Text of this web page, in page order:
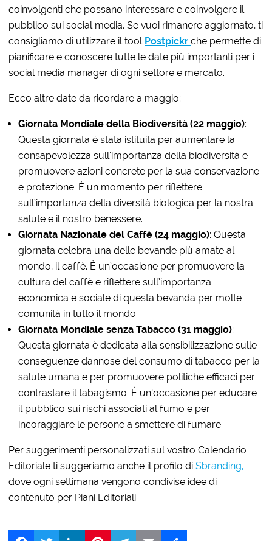
coinvolgenti che possano interessare e coinvolgere il
pubblico sui social media. Se vuoi rimanere aggiornato, ti
consigliamo di utilizzare il tool Postpickrche permette di
pianificare e conoscere tutte le date più importanti per i
social media manager di ogni settore e mercato.
Ecco altre date da ricordare a maggio:
Giornata Mondiale della Biodiversità (22 maggio):
Questa giornata è stata istituita per aumentare la
consapevolezza sull’importanza della biodiversità e
promuovere azioni concrete per la sua conservazione
e protezione. È un momento per riflettere
sull’importanza della diversità biologica per la nostra
salute e il nostro benessere.
Giornata Nazionale del Caffè (24 maggio): Questa
giornata celebra una delle bevande più amate al
mondo, il caffè. È un’occasione per promuovere la
cultura del caffè e riflettere sull’importanza
economica e sociale di questa bevanda per molte
comunità in tutto il mondo.
Giornata Mondiale senza Tabacco (31 maggio):
Questa giornata è dedicata alla sensibilizzazione sulle
conseguenze dannose del consumo di tabacco per la
salute umana e per promuovere politiche efficaci per
contrastare il tabagismo. È un’occasione per educare
il pubblico sui rischi associati al fumo e per
incoraggiare le persone a smettere di fumare.
Per suggerimenti personalizzati sul vostro Calendario
Editoriale ti suggeriamo anche il profilo diSbranding,
dove ogni settimana vengono condivise idee di
contenuto per Piani Editoriali.
LinkedIn